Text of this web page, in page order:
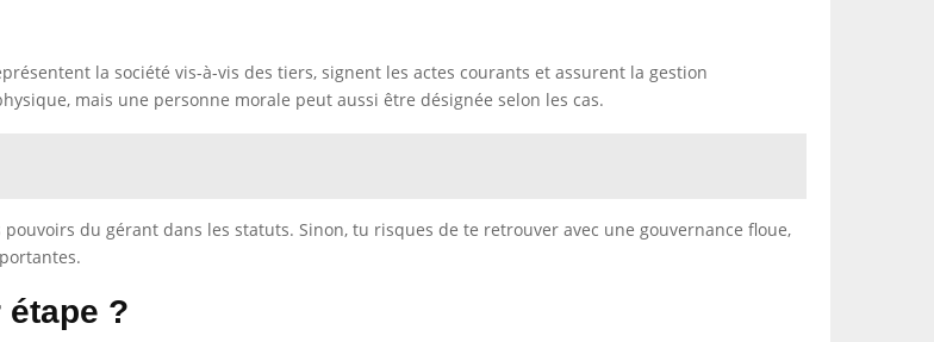
la société vis-à-vis des tiers, signent les actes courants et assurent la gestion
mais une personne morale peut aussi être désignée selon les cas.
du gérant dans les statuts. Sinon, tu risques de te retrouver avec une gouvernance floue,
étape ?